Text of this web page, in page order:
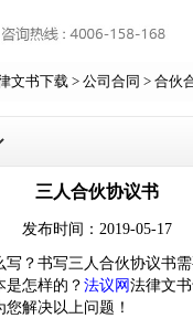
文书下载> 公司合同 > 合伙
三人合伙协议书
发布时间：2019-05-17
写？书写三人合伙协议书
是怎样的？ 法议网法律文
解决以上问题！